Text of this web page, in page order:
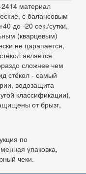
материал
с балансовым
до -20 сек./сутки,
(кварцевым)
не царапается,
является
сложнее чем
стёкол - самый
водозащита
классификации),
от брызг,
по
упаковка,
чеки.